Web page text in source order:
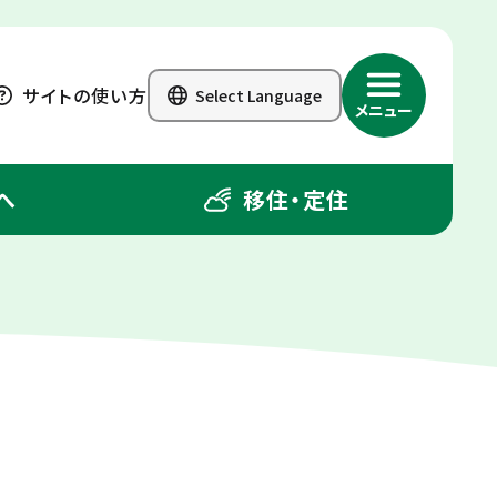
サイトの使い方 Select Language
メニュー
移住・定住